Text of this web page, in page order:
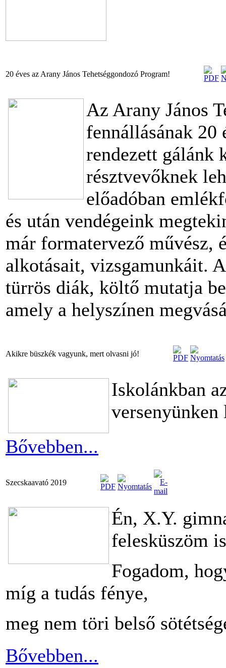
20 éves az Arany János Tehetséggondozó Program!
Az Arany János
fennállásának
rendezett gálánk
résztvevőknek
előadóban
és után vendégeink
már formatervező művész,
alkotásait, vizsgamunkáit.
türrös diák, költő mutatja
amely a helyszínen
Akikre büszkék vagyunk, mert olvasni jó!
Iskolánkban
Bővebben...
Szecskaavató 2019
Én, X.Y.
felesküszöm
Fogadom,
míg a tudás fénye,
meg nem töri belső
Bővebben...